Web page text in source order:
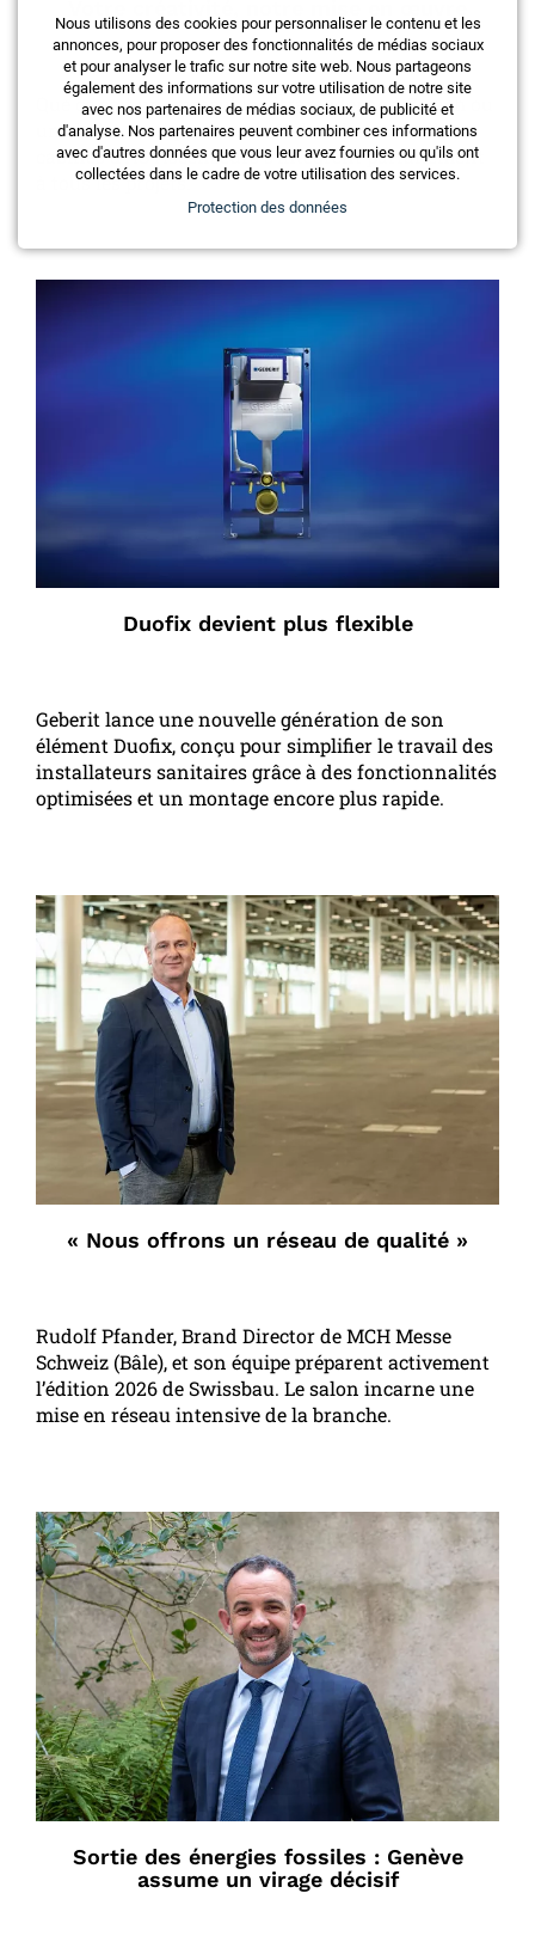
Que ce soit un immeuble ultramoderne à Zurich ou
un chalet rustique dans le Valais, les nouvelles
cabines d’AS Ascenseurs s’intègrent parfaitement
à tous les projets.
Duofix devient plus flexible
Geberit lance une nouvelle génération de son
élément Duofix, conçu pour simplifier le travail des
installateurs sanitaires grâce à des fonctionnalités
optimisées et un montage encore plus rapide.
« Nous offrons un réseau de qualité »
Rudolf Pfander, Brand Director de MCH Messe
Schweiz (Bâle), et son équipe préparent activement
l’édition 2026 de Swissbau. Le salon incarne une
mise en réseau intensive de la branche.
Sortie des énergies fossiles : Genève
assume un virage décisif
Nous utilisons des cookies pour personnaliser le contenu et les
annonces, pour proposer des fonctionnalités de médias sociaux
et pour analyser le trafic sur notre site web. Nous partageons
également des informations sur votre utilisation de notre site
avec nos partenaires de médias sociaux, de publicité et
d'analyse. Nos partenaires peuvent combiner ces informations
avec d'autres données que vous leur avez fournies ou qu'ils ont
collectées dans le cadre de votre utilisation des services.
Protection des données